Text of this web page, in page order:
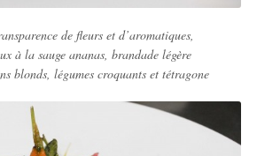
de fleurs et d’aromatiques,
à la sauge ananas, brandade légère
blonds, légumes croquants et tétragone